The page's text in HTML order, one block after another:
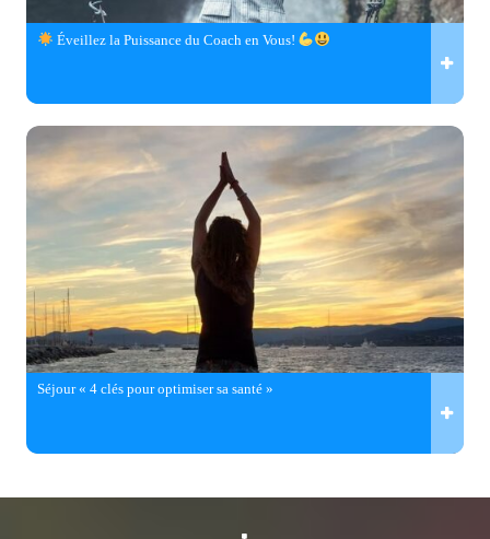
Éveillez la Puissance du Coach en Vous!
Séjour « 4 clés pour optimiser sa santé »